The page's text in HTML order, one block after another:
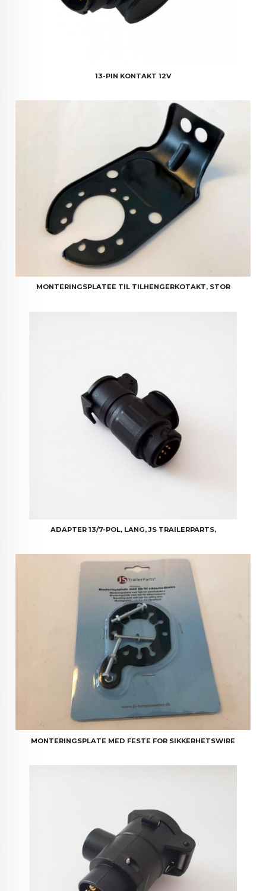
13-PIN KONTAKT 12V
MONTERINGSPLATEE TIL TILHENGERKOTAKT, STOR
ADAPTER 13/7-POL, LANG, JS TRAILERPARTS,
MONTERINGSPLATE MED FESTE FOR SIKKERHETSWIRE